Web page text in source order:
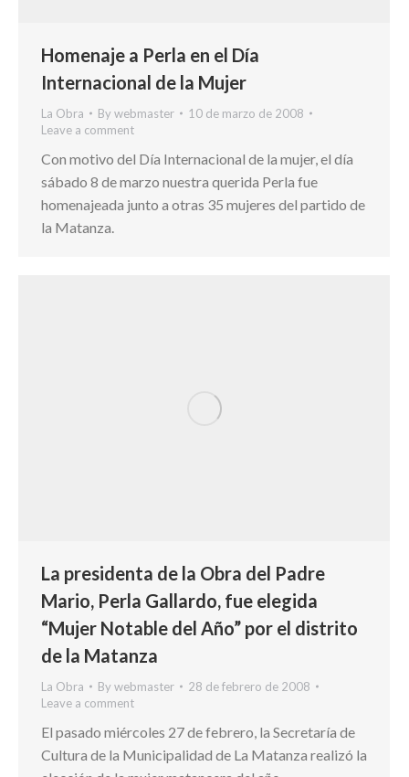
Homenaje a Perla en el Día
Internacional de la Mujer
La Obra Bywebmaster
10 de marzo de 2008
Leave a comment
Con motivo del Día Internacional de la mujer, el día
sábado 8 de marzo nuestra querida Perla fue
homenajeada junto a otras 35 mujeres del partido de
la Matanza.
La presidenta de la Obra del Padre
Mario, Perla Gallardo, fue elegida
“Mujer Notable del Año” por el distrito
de la Matanza
La Obra Bywebmaster
28 de febrero de 2008
Leave a comment
El pasado miércoles 27 de febrero, la Secretaría de
Cultura de la Municipalidad de La Matanza realizó la